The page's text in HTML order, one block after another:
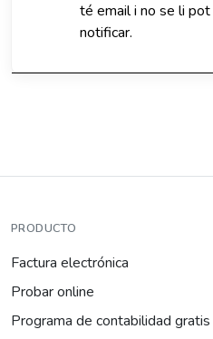
té email i no se li pot
notificar.
PRODUCTO
Factura electrónica
Probar online
Programa de contabilidad gratis